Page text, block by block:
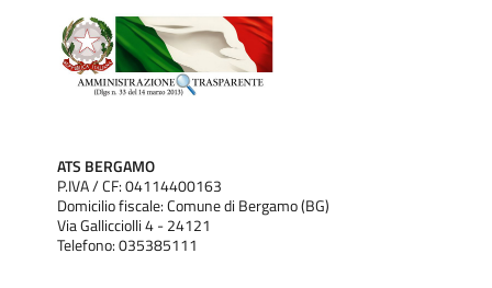
ATS BERGAMO
P.IVA / CF: 04114400163
Domicilio fiscale: Comune di Bergamo (BG)
Via Gallicciolli 4 - 24121
Telefono: 035385111